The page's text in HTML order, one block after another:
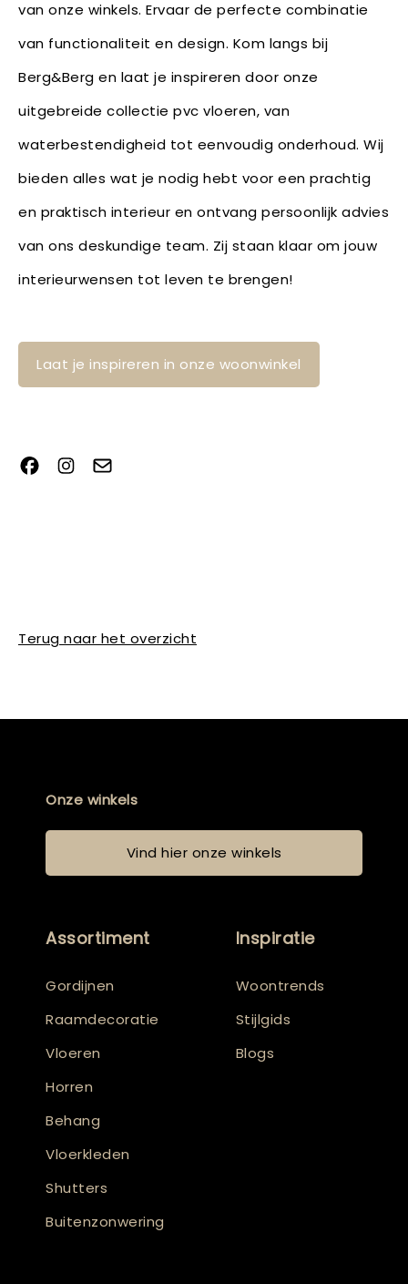
van onze winkels. Ervaar de perfecte combinatie
van functionaliteit en design. Kom langs bij
Berg&Berg en laat je inspireren door onze
uitgebreide collectie pvc vloeren, van
waterbestendigheid tot eenvoudig onderhoud. Wij
bieden alles wat je nodig hebt voor een prachtig
en praktisch interieur en ontvang persoonlijk advies
van ons deskundige team. Zij staan klaar om jouw
interieurwensen tot leven te brengen!
Laat je inspireren in onze woonwinkel
Terug naar het overzicht
Onze winkels
Vind hier onze winkels
Assortiment
Gordijnen
Raamdecoratie
Vloeren
Horren
Behang
Vloerkleden
Shutters
Buitenzonwering
Inspiratie
Woontrends
Stijlgids
Blogs